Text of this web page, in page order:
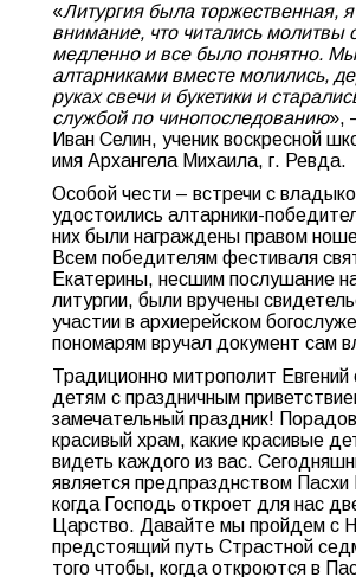
«Литургия была торжественная,
внимание, что читались молитвы
медленно и все было понятно.
алтарниками вместе молились,
руках свечи и букетики и
службой по чинопоследованию»,
Иван Селин, ученик воскресной
имя Архангела Михаила, г. Ревда.
Особой чести – встречи с
удостоились алтарники-
них были награждены правом
Всем победителям фестиваля
Екатерины, несшим послушание
литургии, были вручены
участии в архиерейском
пономарям вручал документ сам
Традиционно митрополит Евгений
детям с праздничным
замечательный праздник!
красивый храм, какие красивые
видеть каждого из вас.
является предпразднством Пасхи
когда Господь откроет для нас
Царство. Давайте мы пройдем с
предстоящий путь Страстной
того чтобы, когда откроются в